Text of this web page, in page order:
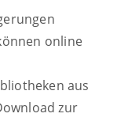
online
aus
zur